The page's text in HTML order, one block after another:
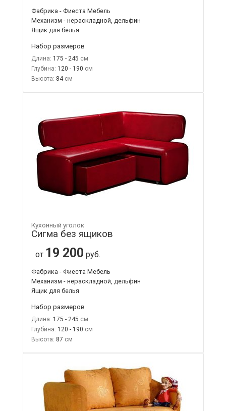
Фабрика - Фиеста Мебель
Механизм - нераскладной, дельфин
Ящик для белья
Набор размеров
Длина: 175 - 245
Глубина: 120 - 190
Высота: 84
Кухонный уголок
Сигма без ящиков
от 19 200 руб.
Фабрика - Фиеста Мебель
Механизм - нераскладной, дельфин
Ящик для белья
Набор размеров
Длина: 175 - 245
Глубина: 120 - 190
Высота: 87